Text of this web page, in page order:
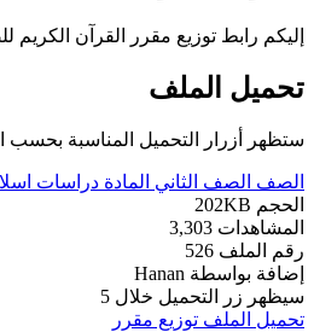
إليكم رابط توزيع مقرر القرآن الكريم
تحميل الملف
ستظهر أزرار التحميل المناسبة بحسب
الصف الصف الثاني المادة دراسات
الحجم 202KB
المشاهدات 3,303
رقم الملف 526
إضافة بواسطة Hanan
سيظهر زر التحميل خلال 5
تحميل الملف توزيع مقرر